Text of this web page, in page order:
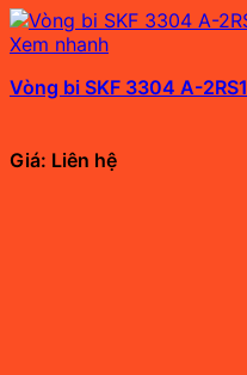
Xem nhanh
Vòng bi SKF 3304 A-2RS1
Giá: Liên hệ